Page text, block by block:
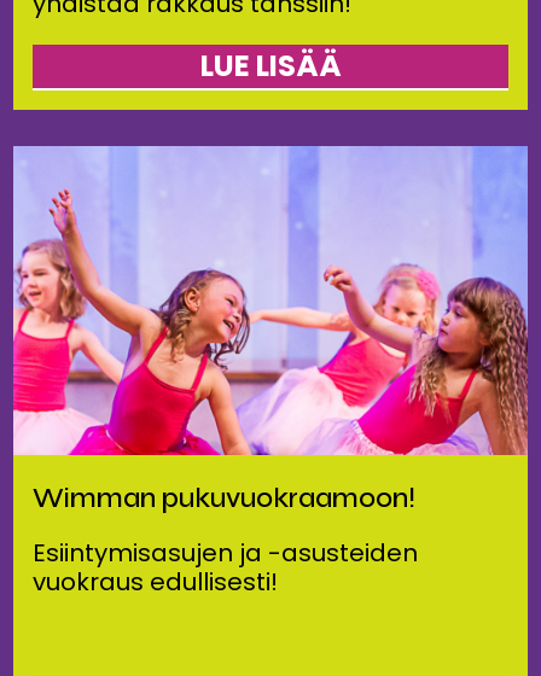
LUE LISÄÄ
Wimman pukuvuokraamoon!
Esiintymisasujen ja -asusteiden
vuokraus edullisesti!